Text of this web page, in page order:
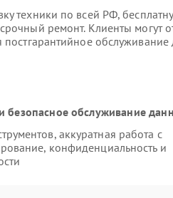
техники по всей РФ,
ремонт. Клиенты могут
постгарантийное обслуживание
обслуживание
аккуратная работа с
конфиденциальность и